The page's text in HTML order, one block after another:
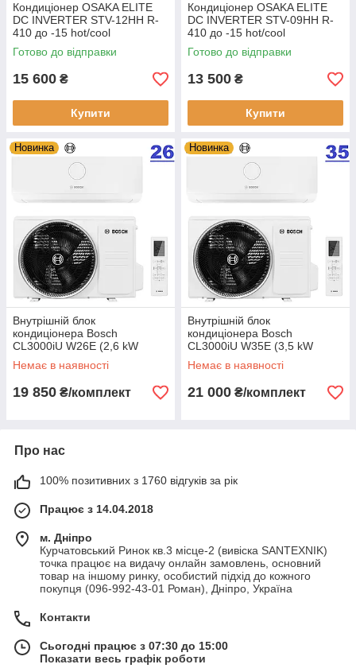
Кондиціонер OSAKA ELITE
DC INVERTER STV-12НН R-
410 до -15 hot/cool
Готово до відправки
15 600 ₴
Купити
Кондиціонер OSAKA ELITE
DC INVERTER STV-09НН R-
410 до -15 hot/cool
Готово до відправки
13 500 ₴
Купити
Новинка
Внутрішній блок
кондиціонера Bosch
CL3000iU W26E (2,6 kW
інверторного типу) +
(Зовнішній Bosch CL3000i
Немає в наявності
19 850 ₴/комплект
Новинка
Внутрішній блок
кондиціонера Bosch
CL3000iU W35E (3,5 kW
інверторного типу) +
(Зовнішній Bosch CL3000i
Немає в наявності
21 000 ₴/комплект
Про нас
100% позитивних з 1760 відгуків за рік
Працює з 14.04.2018
м. Дніпро
Курчатовський Ринок кв.3 місце-2 (вивіска SANTEXNIK)
точка працює на видачу онлайн замовлень, основний
товар на іншому ринку, особистий підхід до кожного
покупця (096-992-43-01 Роман), Дніпро, Україна
Контакти
Сьогодні працює з 07:30 до 15:00
Показати весь графік роботи